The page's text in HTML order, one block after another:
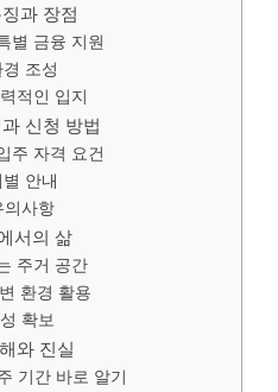
과 장점
별 금융 지원
조성
적인 입지
신청 방법
주 자격 요건
안내
의사항
서의 삶
주거 공간
환경 활용
확보
와 진실
기간 바로 알기